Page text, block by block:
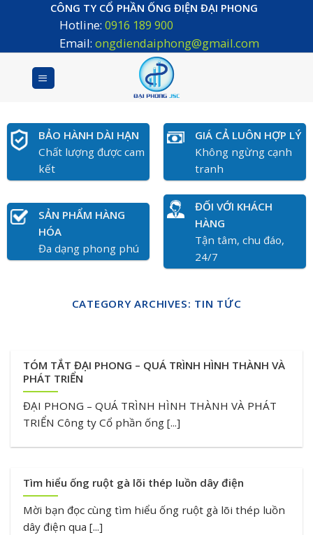
CÔNG TY CỔ PHẦN ỐNG ĐIỆN ĐẠI PHONG
Hotline: 0916 189 900
Email: ongdiendaiphong@gmail.com
BẢO HÀNH DÀI HẠN
Chất lượng được cam
kết
GIÁ CẢ LUÔN HỢP LÝ
Không ngừng cạnh
tranh
SẢN PHẨM HÀNG
HÓA
Đa dạng phong phú
ĐỐI VỚI KHÁCH
HÀNG
Tận tâm, chu đáo,
24/7
CATEGORY ARCHIVES: TIN TỨC
TÓM TẮT ĐẠI PHONG – QUÁ TRÌNH HÌNH THÀNH VÀ
PHÁT TRIỂN
ĐẠI PHONG – QUÁ TRÌNH HÌNH THÀNH VÀ PHÁT
TRIỂN Công ty Cổ phần ống [...]
Tìm hiểu ống ruột gà lõi thép luồn dây điện
Mời bạn đọc cùng tìm hiểu ống ruột gà lõi thép luồn
dây điện qua [...]